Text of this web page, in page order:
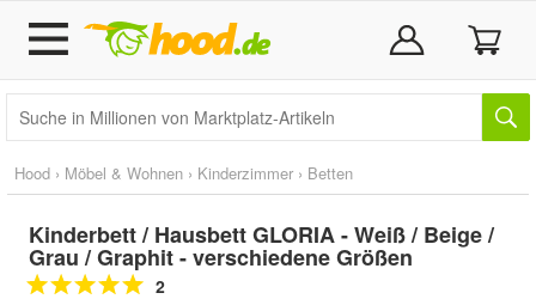
Hood › Möbel & Wohnen › Kinderzimmer › Betten
Kinderbett / Hausbett GLORIA - Weiß / Beige /
Grau / Graphit - verschiedene Größen
2